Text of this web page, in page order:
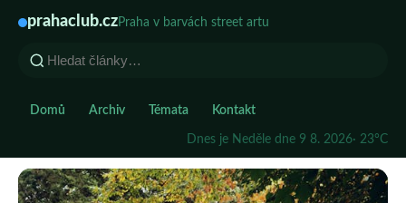
prahaclub.czPraha v barvách street artu
Domů Archiv Témata Kontakt
Dnes je Neděle dne 9 8. 2026· 23°C